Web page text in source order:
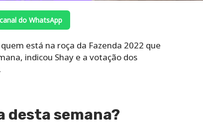
do WhatsApp
está na roça da Fazenda 2022 que
indicou Shay e a votação dos
desta semana?